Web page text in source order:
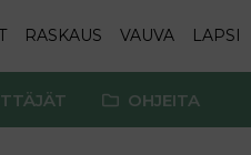
RASKAUS VAUVA LAPSI
OHJEITA